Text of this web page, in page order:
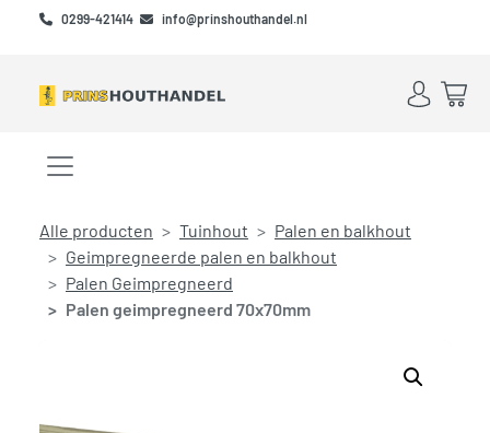
Skip to main content
Skip to footer
0299-421414 info@prinshouthandel.nl
Account
Menu openen/sluiten
Alle producten Tuinhout
Palen en balkhout
Geimpregneerde palen en balkhout
Palen Geimpregneerd
Palen geimpregneerd 70x70mm